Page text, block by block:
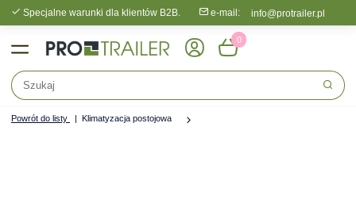
Specjalne warunki dla klientów B2B. e-mail: info@protrailer.pl
0
Powrót do listy Klimatyzacja postojowa